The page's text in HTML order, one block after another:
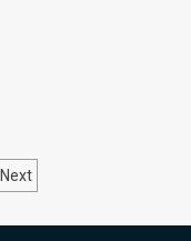
Next